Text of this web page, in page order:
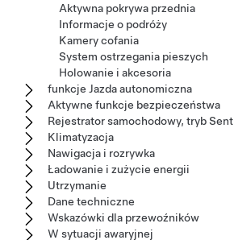
Aktywna pokrywa przednia
Informacje o podróży
Kamery cofania
System ostrzegania pieszych
Holowanie i akcesoria
funkcje Jazda autonomiczna
Aktywne funkcje bezpieczeństwa
Rejestrator samochodowy, tryb
Klimatyzacja
Nawigacja i rozrywka
Ładowanie i zużycie energii
Utrzymanie
Dane techniczne
Wskazówki dla przewoźników
W sytuacji awaryjnej